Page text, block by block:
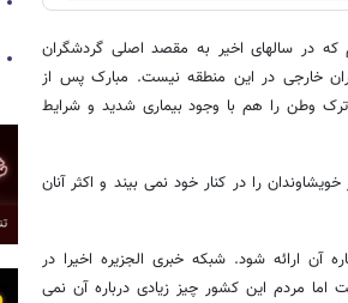
که در سالهای اخیر به مقصد اصلی گردشگران
خارجی در این منطقه نیست. مبارک پس از
وطن را هم با وجود بیماری شدید و شرایط
را در کنار خود نمی بیند و اکثر آنان
ارائه شود. شبکه خبری الجزیره اخیرا در
مردم این کشور چیز زیادی درباره آن نمی